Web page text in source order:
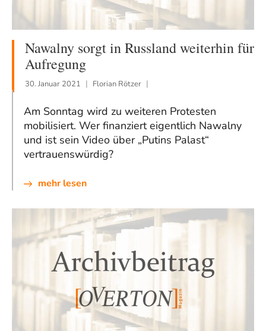
Nawalny sorgt in Russland weiterhin für
Aufregung
30. Januar 2021 Florian Rötzer
Am Sonntag wird zu weiteren Protesten
mobilisiert. Wer finanziert eigentlich Nawalny
und ist sein Video über „Putins Palast“
vertrauenswürdig?
mehr lesen